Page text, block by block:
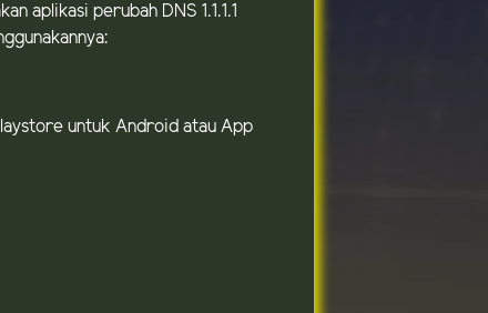
aplikasi perubah DNS 1.1.1.1
untuk Android atau App